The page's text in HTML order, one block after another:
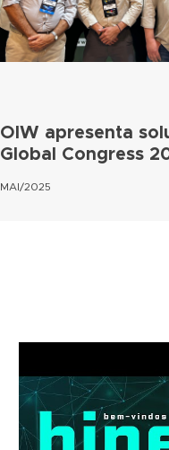
OIW apresenta
Global Congress
MAI/2025